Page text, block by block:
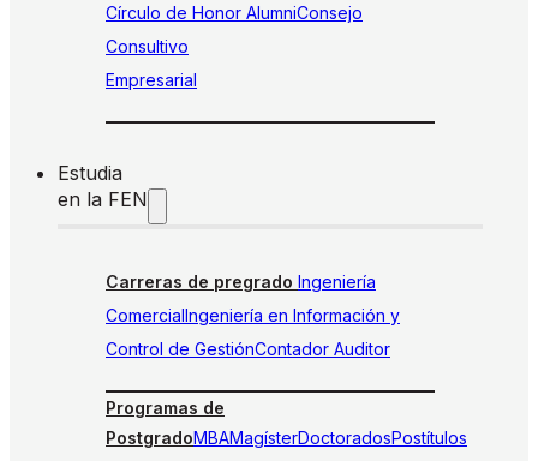
Círculo de Honor AlumniConsejo
Consultivo
Empresarial
Estudia
en la FEN
Carreras de pregrado Ingeniería
ComercialIngeniería en Información y
Control de GestiónContador Auditor
Programas de
PostgradoMBAMagísterDoctoradosPostítulos